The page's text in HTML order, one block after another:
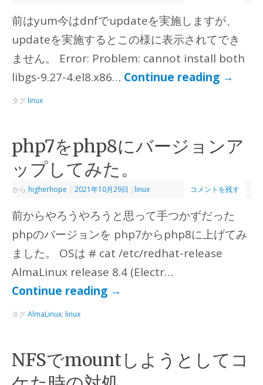
前はyum今はdnfでupdateを実施しますが、
updateを実施するとこの様に表示されてでき
ません。 Error: Problem: cannot install both
libgs-9.27-4.el8.x86… Continue reading →
タグ linux
php7をphp8にバージョンア
ップしてみた。
から higherhope | 2021年10月29日 | linux コメントを残す
前からやろうやろうと思って手つかずだった
phpのバージョンを php7からphp8に上げてみ
ました。 OSは # cat /etc/redhat-release
AlmaLinux release 8.4 (Electr…
Continue reading →
タグAlmaLinux, linux
NFSでmountしようとしてコ